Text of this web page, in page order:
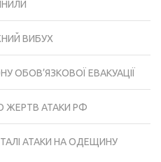
ВИБУХ
ОБОВ’ЯЗКОВОЇ ЕВАКУАЦІЇ
ЖЕРТВ АТАКИ РФ
АТАКИ НА ОДЕЩИНУ